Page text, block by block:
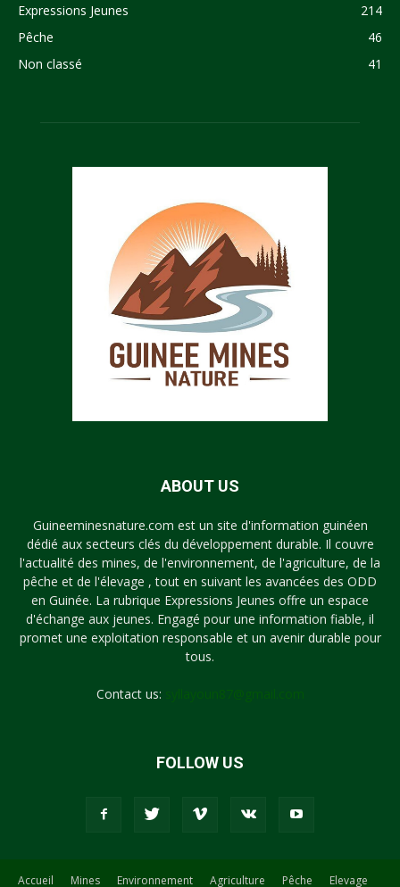
Expressions Jeunes
214
Pêche
46
Non classé
41
ABOUT US
Guineeminesnature.com est un site d'information guinéen
dédié aux secteurs clés du développement durable. Il couvre
l'actualité des mines, de l'environnement, de l'agriculture, de la
pêche et de l'élevage , tout en suivant les avancées des ODD
en Guinée. La rubrique Expressions Jeunes offre un espace
d'échange aux jeunes. Engagé pour une information fiable, il
promet une exploitation responsable et un avenir durable pour
tous.
Contact us:
FOLLOW US
Accueil Mines Environnement Agriculture Pêche Elevage